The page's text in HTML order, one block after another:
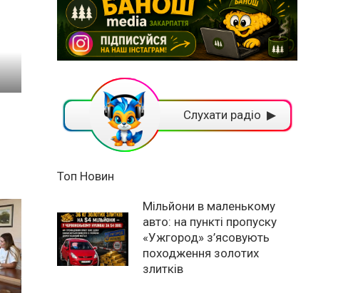
Слухати радіо ▶
Топ Новин
Мільйони в маленькому
авто: на пункті пропуску
«Ужгород» з’ясовують
походження золотих
злитків